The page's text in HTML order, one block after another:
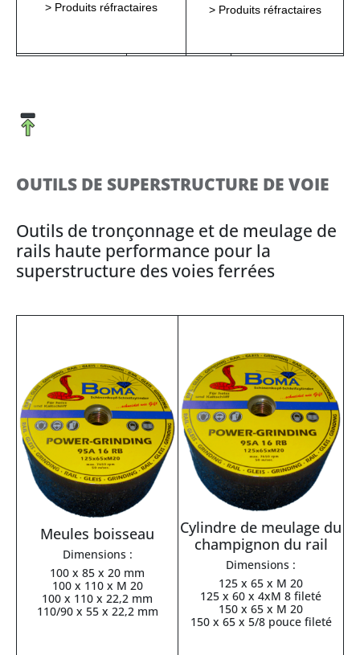
> Produits réfractaires
> Produits réfractaires
OUTILS DE SUPERSTRUCTURE DE VOIE
Outils de tronçonnage et de meulage de
rails haute performance pour la
superstructure des voies ferrées
Meules boisseau
Dimensions :
100 x 85 x 20 mm
100 x 110 x M 20
100 x 110 x 22,2 mm
110/90 x 55 x 22,2 mm
Cylindre de meulage du
champignon du rail
Dimensions :
125 x 65 x M 20
125 x 60 x 4xM 8 fileté
150 x 65 x M 20
150 x 65 x 5/8 pouce fileté